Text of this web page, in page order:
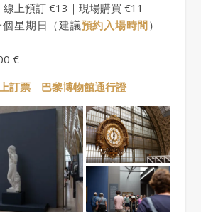
線上預訂 €13｜現場購買 €11
星期日（建議預約入場時間）｜
€
訂票 ｜ 巴黎博物館通行證